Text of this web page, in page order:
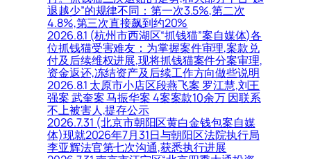
退越少”的规律不同：第一次3.5%,第二次
4.8%,第三次直接飙到约20%
2026.8.1 (杭州市西湖区“抓钱猫”案自媒体)各
位抓钱猫受害难友：为掌握案件审理,案款兑
付及后续维权进展,现将抓钱猫案件分案审理,
资金返还,冻结资产及后续工作方向做些说明
2026.8.1 太原市小店区段燕飞案 罗江慧,刘王
强案 武奎案 马振华案 4案案款10余万 因联系
不上被害人,提存公示
2026.7.31 (北京市朝阳区黄白金钱包案自媒
体)现就2026年7月31日与朝阳区法院执行局
李亚辉法官第七次沟通,获悉执行进展